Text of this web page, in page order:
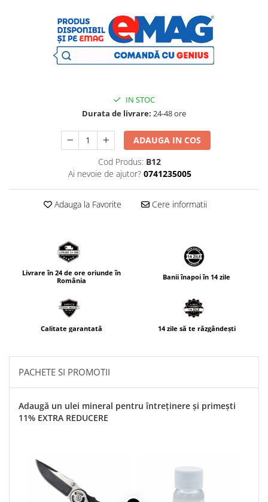
IN STOC
Durata de livrare: 24-48 ore
ADAUGA IN COS
Cod Produs: B12
Ai nevoie de ajutor? 0741235005
Adauga la Favorite Cere informatii
Livrare în 24 de ore oriunde în
România
Banii înapoi în 14 zile
Calitate garantată 14 zile să te răzgândești
PACHETE SI PROMOTII
Adaugă un ulei mineral pentru întreținere și primești
11% EXTRA REDUCERE